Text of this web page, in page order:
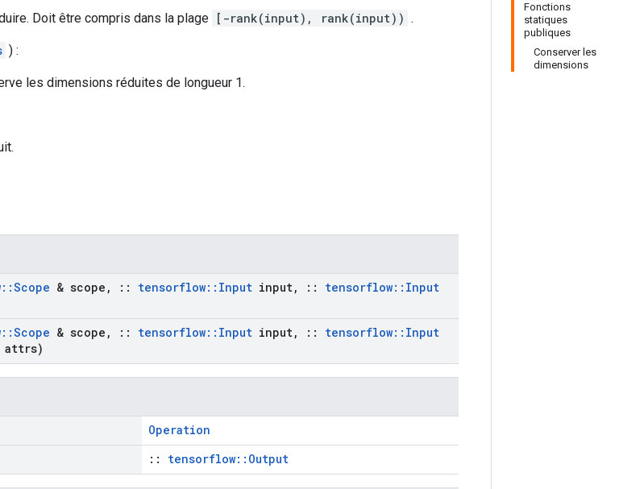
Fonctions
statiques
publiques
Conserver les
dimensions
Doit être compris dans la plage [-rank(input), rank(input)) .
) :
les dimensions réduites de longueur 1.
::Scope & scope , :: tensorflow:: Input input, :: tensorflow:: Input
::Scope & scope , :: tensorflow:: Input input, :: tensorflow:: Input
attrs)
Operation
:: tensorflow::Output